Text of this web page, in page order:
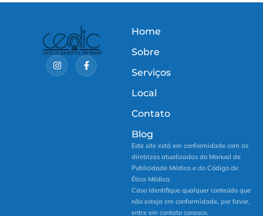
Home
Sobre
Serviços
Local
Contato
Blog
Este site está em conformidade com as
diretrizes atualizadas do Manual de
Publicidade Médica e do Código de
Ética Médica.
Caso identifique qualquer conteúdo que
não esteja em conformidade, por favor,
entre em contato conosco.